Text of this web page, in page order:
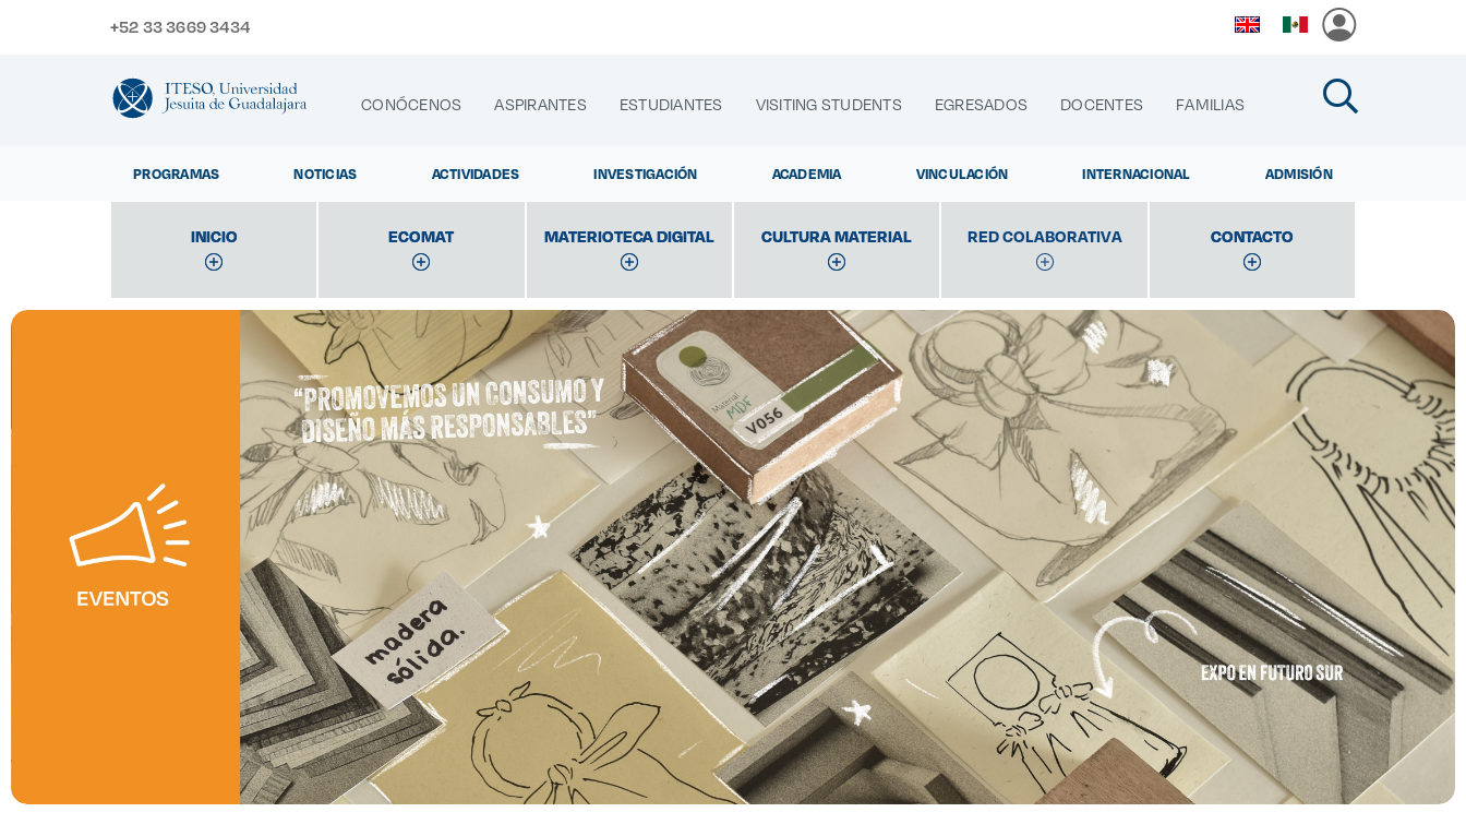
+52 33 3669 3434
CONÓCENOS ASPIRANTES ESTUDIANTES VISITING STUDENTS EGRESADOS DOCENTES FAMILIAS
PROGRAMAS NOTICIAS ACTIVIDADES INVESTIGACIÓN ACADEMIA VINCULACIÓN INTERNACIONAL ADMISIÓN
Explora sitios web, programas académicos, actividades y noticias
Diplomados|
Enlaces de interés
Aspirantes
Becas
Graduaciones
Lo más buscado
Carreras
Derecho
Prepa ITESO
INICIO
INICIO ECOMAT
ECOMAT MATERIOTECA DIGITAL
MATERIOTECA DIGITAL CULTURA MATERIAL
CULTURA MATERIAL RED COLABORATIVA CONTACTO
CONTACTO